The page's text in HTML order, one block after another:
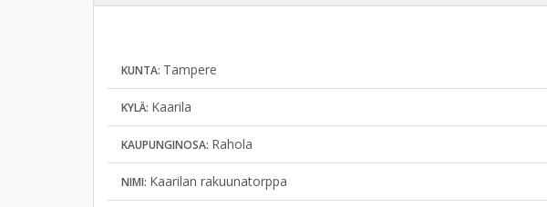
KUNTA: Tampere
KYLÄ: Kaarila
KAUPUNGINOSA: Rahola
NIMI: Kaarilan rakuunatorppa